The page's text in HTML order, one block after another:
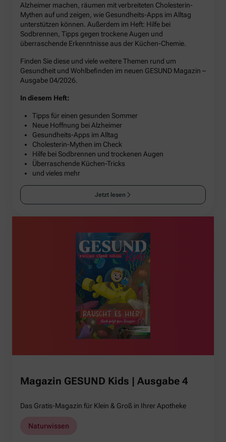
Alzheimer machen, räumen mit verbreiteten Cholesterin-
Mythen auf und zeigen, wie Gesundheits-Apps im Alltag
unterstützen können. Außerdem im Heft: Hilfe bei
Sodbrennen, Tipps gegen trockene Augen und
überraschende Erkenntnisse aus der Küchen-Chemie.
Finden Sie diese und viele weitere Themen rund um
Gesundheit und Wohlbefinden im neuen GESUND Magazin –
Ausgabe 04/2026.
In diesem Heft:
Tipps für einen gesunden Sommer
Neue Hoffnung bei Alzheimer
Gesundheits-Apps im Alltag
Cholesterin-Mythen im Check
Hilfe bei Sodbrennen und trockenen Augen
Überraschende Küchen-Tricks
und vieles mehr
Jetzt lesen
Magazin GESUND Kids | Ausgabe 4
Das Gratis-Magazin für Klein & Groß in Ihrer Apotheke
Naturwissen